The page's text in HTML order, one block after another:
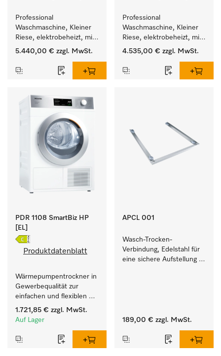
Professional
Waschmaschine, Kleiner
Riese, elektrobeheizt, mit
Ablaufventil und
Programmen.
Leistung 8 kg  in 49 min .
5.440,00 € zzgl. MwSt.
Professional
Waschmaschine, Kleiner
Riese, elektrobeheizt, mit
Ablaufpumpe und
Programmen.
Leistung 7 kg  in 49 min .
4.535,00 € zzgl. MwSt.
PDR 1108 SmartBiz HP
[EL]
Produktdatenblatt
Wärmepumpentrockner in
Gewerbequalität zur
einfachen und flexiblen
Aufstellung ohne
Abluftleitung.
1.721,85 € zzgl. MwSt.
Auf Lager
APCL 001
Wasch-Trocken-
Verbindung, Edelstahl für
eine sichere Aufstellung
189,00 € zzgl. MwSt.